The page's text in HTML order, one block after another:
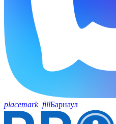
placemark_fillБарнаул